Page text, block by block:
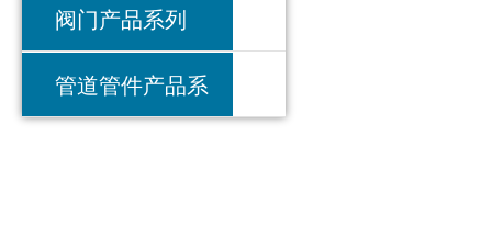
阀门产品系列
管道管件产品系